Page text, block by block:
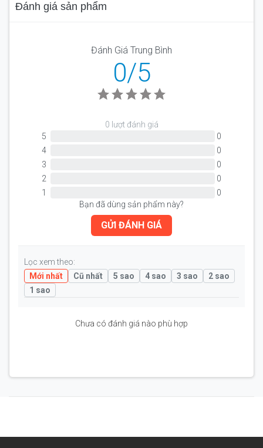
Đánh giá sản phẩm
Đánh Giá Trung Bình
0/5
0 lượt đánh giá
5
0
4
0
3
0
2
0
1
0
Bạn đã dùng sản phẩm này?
GỬI ĐÁNH GIÁ
Lọc xem theo:
Mới nhất
Cũ nhất 5 sao 4 sao 3 sao
2 sao
1 sao
Chưa có đánh giá nào phù hợp